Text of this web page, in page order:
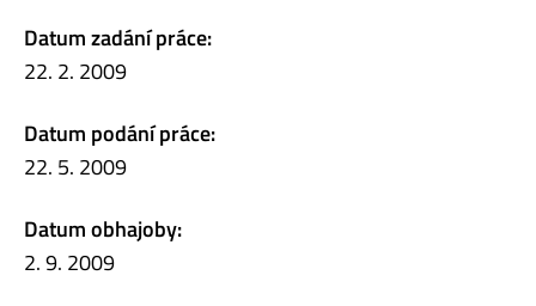
Datum zadání práce:
22. 2. 2009
Datum podání práce:
22. 5. 2009
Datum obhajoby:
2. 9. 2009